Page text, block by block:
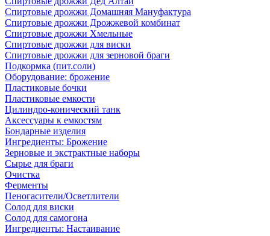
Спиртовые дрожжи Домашняя Мануфактура
Спиртовые дрожжи Дрожжевой комбинат
Спиртовые дрожжи Хмельные
Спиртовые дрожжи для виски
Спиртовые дрожжи для зерновой браги
Подкормка (пит.соли)
Оборудование: брожение
Пластиковые бочки
Пластиковые емкости
Цилиндро-конический танк
Аксессуары к емкостям
Бондарные изделия
Ингредиенты: Брожение
Зерновые и экстрактные наборы
Сырье для браги
Очистка
Ферменты
Пеногасители/Осветлители
Солод для виски
Солод для самогона
Ингредиенты: Настаивание